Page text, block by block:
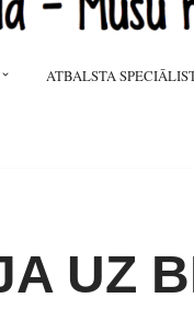
ATBALSTA
UZ